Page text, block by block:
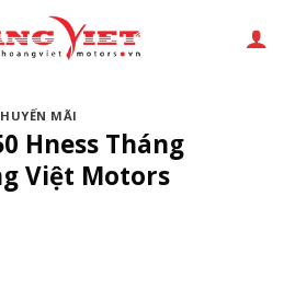
MÃI
Hness Tháng
Việt Motors